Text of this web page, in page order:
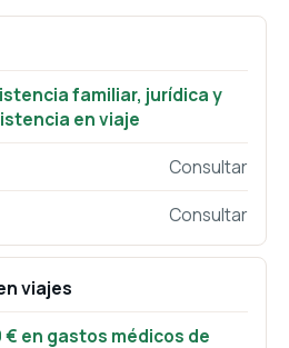
familiar, jurídica y
en viaje
Consultar
Consultar
viajes
en gastos médicos de